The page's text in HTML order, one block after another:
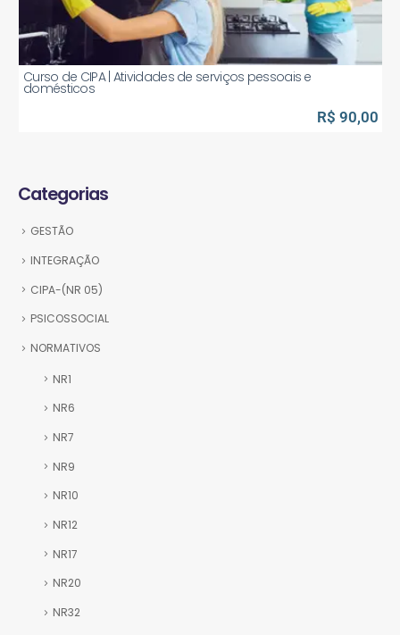
Curso de CIPA | Atividades de serviços pessoais e
domésticos
R$ 90,00
Categorias
GESTÃO
INTEGRAÇÃO
CIPA-(NR 05)
PSICOSSOCIAL
NORMATIVOS
NR1
NR6
NR7
NR9
NR10
NR12
NR17
NR20
NR32